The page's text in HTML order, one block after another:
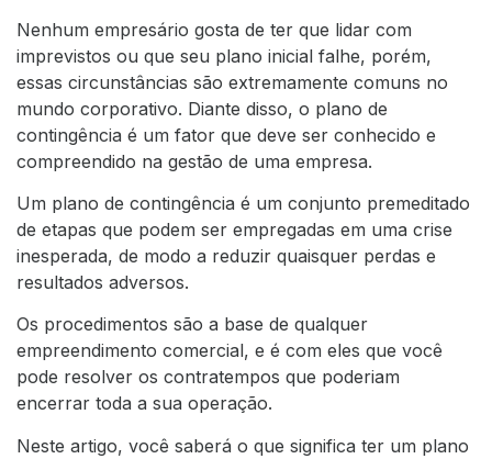
Nenhum empresário gosta de ter que lidar com
imprevistos ou que seu plano inicial falhe, porém,
essas circunstâncias são extremamente comuns no
mundo corporativo. Diante disso, o plano de
contingência é um fator que deve ser conhecido e
compreendido na gestão de uma empresa.
Um plano de contingência é um conjunto premeditado
de etapas que podem ser empregadas em uma crise
inesperada, de modo a reduzir quaisquer perdas e
resultados adversos.
Os procedimentos são a base de qualquer
empreendimento comercial, e é com eles que você
pode resolver os contratempos que poderiam
encerrar toda a sua operação.
Neste artigo, você saberá o que significa ter um plano